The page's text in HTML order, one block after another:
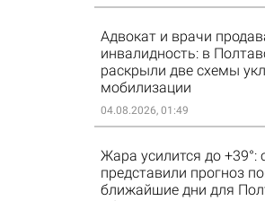
Адвокат и врачи
инвалидность: в
раскрыли две схемы
мобилизации
04.08.2026, 01:49
Жара усилится до +39°:
представили прогноз
ближайшие дни для